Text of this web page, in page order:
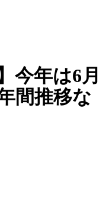
今年は6月
間推移な